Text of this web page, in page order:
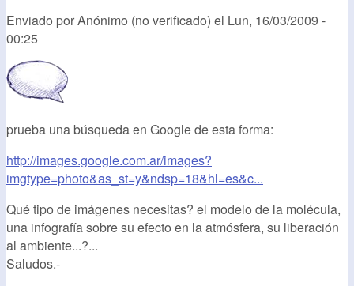
Enviado porAnónimo (no verificado) el Lun, 16/03/2009 -
00:25
prueba una búsqueda en Google de esta forma:
http://images.google.com.ar/images?
imgtype=photo&as_st=y&ndsp=18&hl=es&c...
Qué tipo de imágenes necesitas? el modelo de la molécula,
una infografía sobre su efecto en la atmósfera, su liberación
al ambiente...?...
Saludos.-